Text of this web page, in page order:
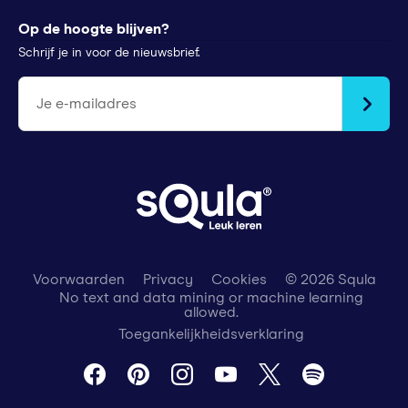
Stichtingen en goede doelen
Squla Polen
scoyo
Op de hoogte blijven?
Schrijf je in voor de nieuwsbrief.
Je e-mailadres
Voorwaarden Privacy Cookies
© 2026 Squla
No text and data mining or machine learning
allowed.
Toegankelijkheidsverklaring